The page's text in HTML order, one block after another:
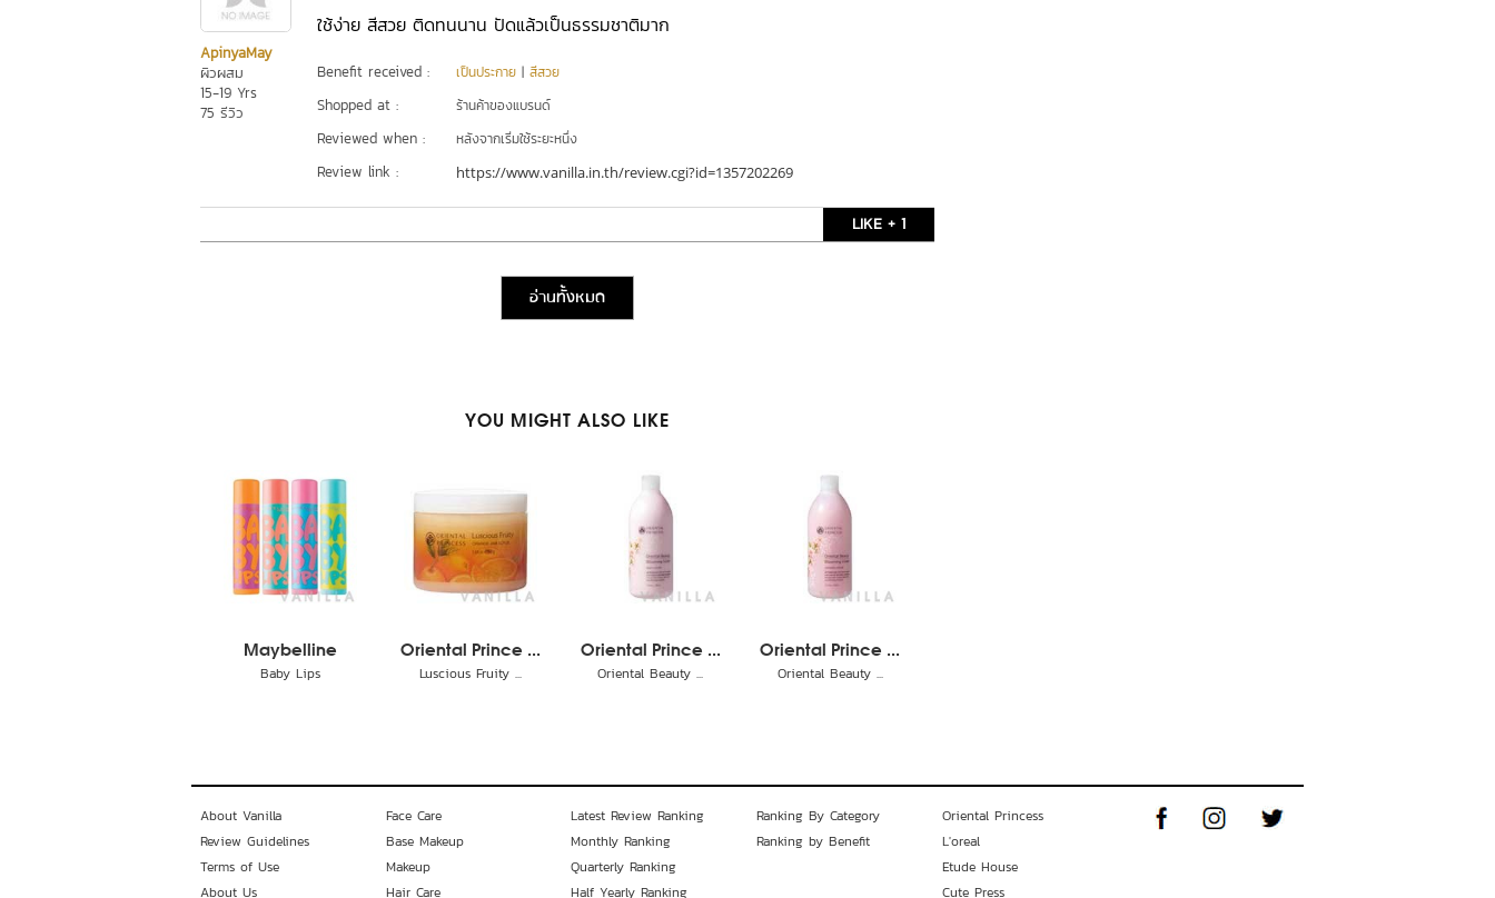
ApinyaMay
ผิวผสม
15-19 Yrs
75 รีวิว
ใช้ง่าย สีสวย ติดทนนาน ปัดแล้วเป็นธรรมชาติมาก
Benefit received : เป็นประกาย | สีสวย
Shopped at : ร้านค้าของแบรนด์
Reviewed when : หลังจากเริ่มใช้ระยะหนึ่ง
Review link : https://www.vanilla.in.th/review.cgi?id=1357202269
LIKE + 1
อ่านทั้งหมด
YOU MIGHT ALSO LIKE
Maybelline
Baby Lips
Oriental Prince ...
Luscious Fruity ...
Oriental Prince ...
Oriental Beauty ...
Oriental Prince ...
Oriental Beauty ...
About Vanilla
Review Guidelines
Terms of Use
About Us
Face Care
Base Makeup
Makeup
Hair Care
Latest Review Ranking
Monthly Ranking
Quarterly Ranking
Half Yearly Ranking
Ranking By Category
Ranking by Benefit
Oriental Princess
L'oreal
Etude House
Cute Press